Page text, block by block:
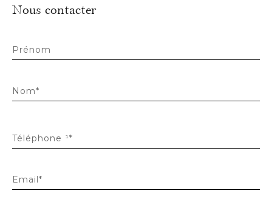
Nous contacter
Prénom
Nom*
Téléphone ¹*
Email*